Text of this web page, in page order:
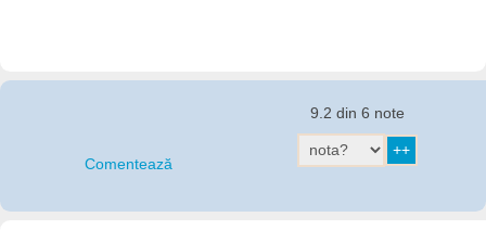
Comentează
9.2 din 6 note